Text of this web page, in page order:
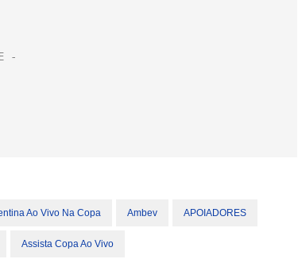
Ao Vivo Na Copa Ambev APOIADORES
Assista Copa Ao Vivo